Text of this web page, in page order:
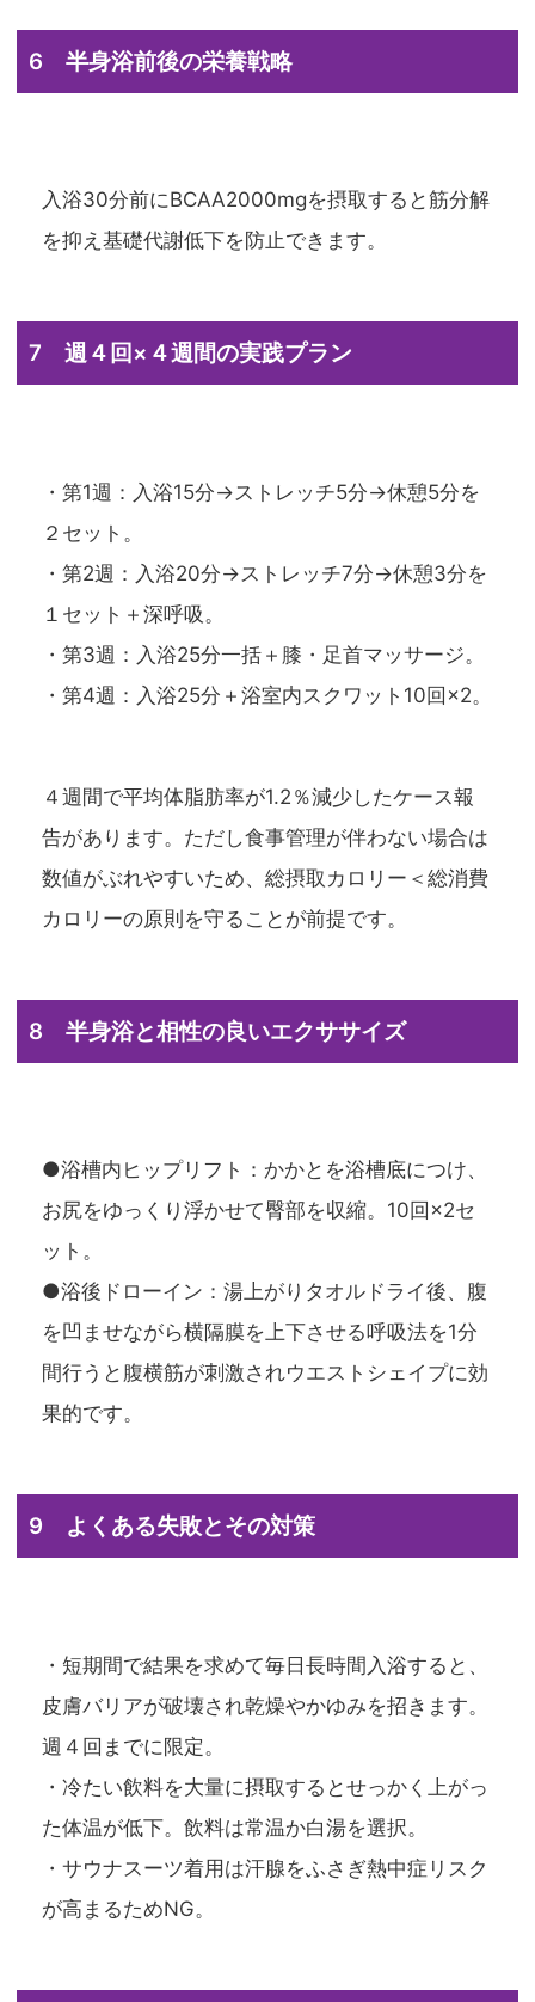
6 半身浴前後の栄養戦略
入浴30分前にBCAA2000mgを摂取すると筋分解
を抑え基礎代謝低下を防止できます。
7 週４回×４週間の実践プラン
・第1週：入浴15分→ストレッチ5分→休憩5分を
２セット。
・第2週：入浴20分→ストレッチ7分→休憩3分を
１セット＋深呼吸。
・第3週：入浴25分一括＋膝・足首マッサージ。
・第4週：入浴25分＋浴室内スクワット10回×2。
４週間で平均体脂肪率が1.2％減少したケース報
告があります。ただし食事管理が伴わない場合は
数値がぶれやすいため、総摂取カロリー＜総消費
カロリーの原則を守ることが前提です。
8 半身浴と相性の良いエクササイズ
●浴槽内ヒップリフト：かかとを浴槽底につけ、
お尻をゆっくり浮かせて臀部を収縮。10回×2セ
ット。
●浴後ドローイン：湯上がりタオルドライ後、腹
を凹ませながら横隔膜を上下させる呼吸法を1分
間行うと腹横筋が刺激されウエストシェイプに効
果的です。
9 よくある失敗とその対策
・短期間で結果を求めて毎日長時間入浴すると、
皮膚バリアが破壊され乾燥やかゆみを招きます。
週４回までに限定。
・冷たい飲料を大量に摂取するとせっかく上がっ
た体温が低下。飲料は常温か白湯を選択。
・サウナスーツ着用は汗腺をふさぎ熱中症リスク
が高まるためNG。